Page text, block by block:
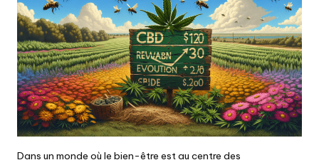
Dans un monde où le bien-être est au centre des